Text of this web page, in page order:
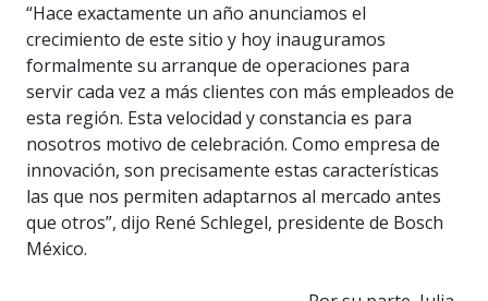
“Hace exactamente un año anunciamos el
crecimiento de este sitio y hoy inauguramos
formalmente su arranque de operaciones para
servir cada vez a más clientes con más empleados de
esta región. Esta velocidad y constancia es para
nosotros motivo de celebración. Como empresa de
innovación, son precisamente estas características
las que nos permiten adaptarnos al mercado antes
que otros”, dijo René Schlegel, presidente de Bosch
México.